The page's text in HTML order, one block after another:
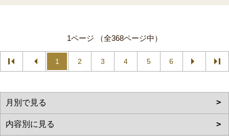
1ページ （全368ページ中）
1 2 3 4 5 6